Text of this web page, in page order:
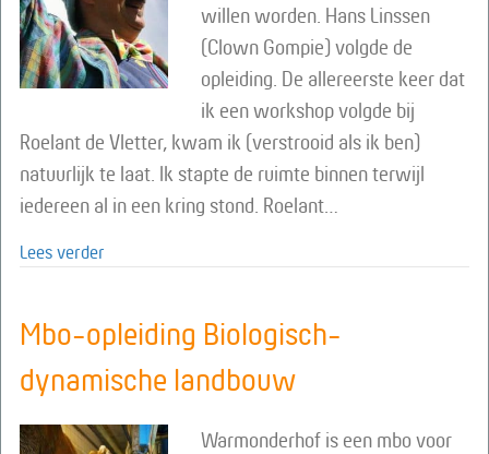
willen worden. Hans Linssen
(Clown Gompie) volgde de
opleiding. De allereerste keer dat
ik een workshop volgde bij
Roelant de Vletter, kwam ik (verstrooid als ik ben)
natuurlijk te laat. Ik stapte de ruimte binnen terwijl
iedereen al in een kring stond. Roelant…
Lees verder
Mbo-opleiding Biologisch-
dynamische landbouw
Warmonderhof is een mbo voor